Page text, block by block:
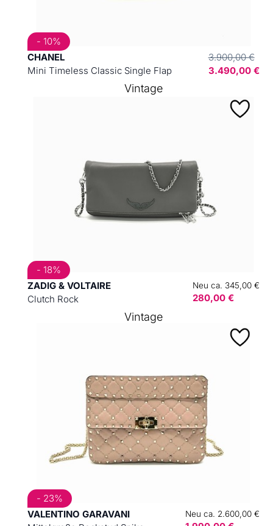
CHANEL
Mini Timeless Classic Single Flap
3.900,00 €
3.490,00 €
- 10%
ZADIG & VOLTAIRE
Clutch Rock
Neu ca. 345,00 €
280,00 €
- 18%
Vintage
VALENTINO GARAVANI
Neu ca. 2.600,00 €
- 23%
Vintage